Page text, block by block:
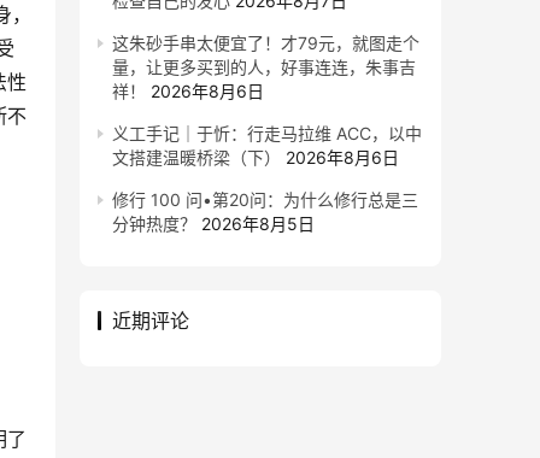
性
不
了
这朱砂手串太便宜了！才79元，就图走个
量，让更多买到的人，好事连连，朱事吉
祥！
2026年8月6日
义工手记｜于忻：行走马拉维 ACC，以中
文搭建温暖桥梁（下）
2026年8月6日
修行 100 问•第20问：为什么修行总是三
分钟热度？
2026年8月5日
近期评论